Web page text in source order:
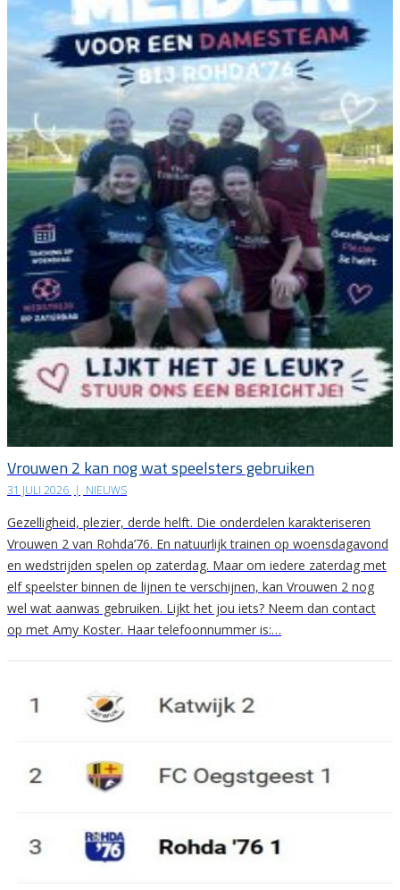
Vrouwen 2 kan nog wat speelsters gebruiken
31 JULI 2026 | NIEUWS
Gezelligheid, plezier, derde helft. Die onderdelen karakteriseren
Vrouwen 2 van Rohda’76. En natuurlijk trainen op woensdagavond
en wedstrijden spelen op zaterdag. Maar om iedere zaterdag met
elf speelster binnen de lijnen te verschijnen, kan Vrouwen 2 nog
wel wat aanwas gebruiken. Lijkt het jou iets? Neem dan contact
op met Amy Koster. Haar telefoonnummer is:…